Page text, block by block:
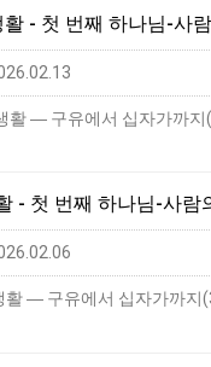
- 첫 번째 하나님-사
- 첫 번째 하나님-사
― 구유에서 십자가까